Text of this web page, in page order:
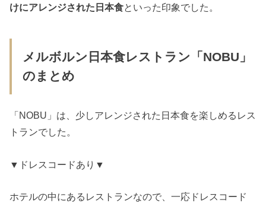
けにアレンジされた日本食といった印象でした。
メルボルン日本食レストラン「NOBU」
のまとめ
「NOBU」は、少しアレンジされた日本食を楽しめるレス
トランでした。
▼ドレスコードあり▼
ホテルの中にあるレストランなので、一応ドレスコード